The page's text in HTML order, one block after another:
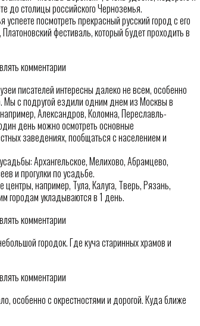
до столицы российского Черноземья.
посмотреть прекрасный русский город с его
фестиваль, который будет проходить в
комментарии
писателей интересны далеко не всем, особенно
Мы с подругой ездили одним днем из Москвы в
Александров, Коломна, Переславль-
день можно осмотреть основные
заведениях, пообщаться с населением и
Архангельское, Мелихово, Абрамцево,
и прогулки по усадьбе.
например, Тула, Калуга, Тверь, Рязань,
городам укладываются в 1 день.
комментарии
городок. Где куча старинных храмов и
комментарии
особенно с окрестностями и дорогой. Куда ближе